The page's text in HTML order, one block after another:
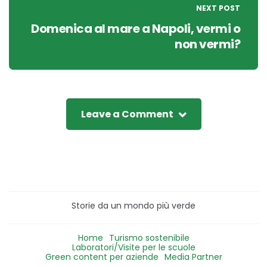
NEXT POST
Domenica al mare a Napoli, vermi o
non vermi?
Leave a Comment
Storie da un mondo più verde
Home Turismo sostenibile
Laboratori/Visite per le scuole
Green content per aziende Media Partner